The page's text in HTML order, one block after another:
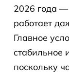
2026 года
работает
Главное
стабильное
поскольку